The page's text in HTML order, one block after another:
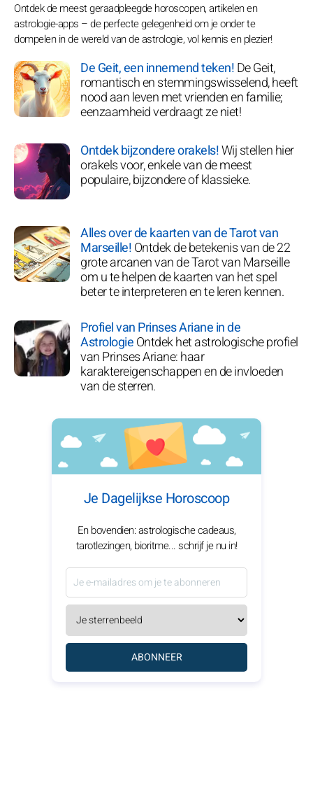
Ontdek de meest geraadpleegde horoscopen, artikelen en
astrologie-apps – de perfecte gelegenheid om je onder te
dompelen in de wereld van de astrologie, vol kennis en plezier!
De Geit, een innemend teken!De Geit,
romantisch en stemmingswisselend, heeft
nood aan leven met vrienden en familie;
eenzaamheid verdraagt ze niet!
Ontdek bijzondere orakels!Wij stellen hier
orakels voor, enkele van de meest
populaire, bijzondere of klassieke.
Alles over de kaarten van de Tarot van
Marseille!Ontdek de betekenis van de 22
grote arcanen van de Tarot van Marseille
om u te helpen de kaarten van het spel
beter te interpreteren en te leren kennen.
Profiel van Prinses Ariane in de
AstrologieOntdek het astrologische profiel
van Prinses Ariane: haar
karaktereigenschappen en de invloeden
van de sterren.
Je Dagelijkse Horoscoop
En bovendien: astrologische cadeaus,
tarotlezingen, bioritme... schrijf je nu in!
ABONNEER